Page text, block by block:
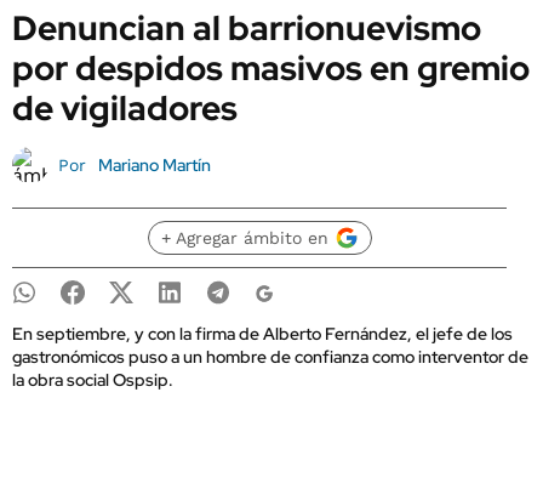
Denuncian al barrionuevismo
por despidos masivos en gremio
de vigiladores
Por Mariano Martín
+ Agregar ámbito en
En septiembre, y con la firma de Alberto Fernández, el jefe de los
gastronómicos puso a un hombre de confianza como interventor de
la obra social Ospsip.